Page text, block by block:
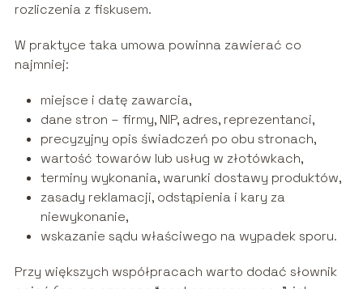
rozliczenia z fiskusem.
W praktyce taka umowa powinna zawierać co
najmniej:
miejsce i datę zawarcia,
dane stron – firmy, NIP, adres, reprezentanci,
precyzyjny opis świadczeń po obu stronach,
wartość towarów lub usług w złotówkach,
terminy wykonania, warunki dostawy produktów,
zasady reklamacji, odstąpienia i kary za
niewykonanie,
wskazanie sądu właściwego na wypadek sporu.
Przy większych współpracach warto dodać słownik